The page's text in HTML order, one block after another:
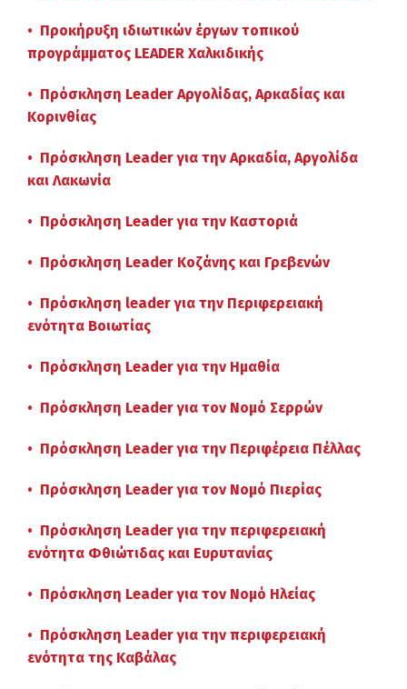
• Προκήρυξη ιδιωτικών έργων τοπικού
προγράμματος LEADER Χαλκιδικής
• Πρόσκληση Leader Αργολίδας, Αρκαδίας και
Κορινθίας
• Πρόσκληση Leader για την Αρκαδία, Αργολίδα
και Λακωνία
• Πρόσκληση Leader για την Καστοριά
• Πρόσκληση Leader Κοζάνης και Γρεβενών
• Πρόσκληση leader για την Περιφερειακή
ενότητα Βοιωτίας
• Πρόσκληση Leader για την Ημαθία
• Πρόσκληση Leader για τον Νομό Σερρών
• Πρόσκληση Leader για την Περιφέρεια Πέλλας
• Πρόσκληση Leader για τον Νομό Πιερίας
• Πρόσκληση Leader για την περιφερειακή
ενότητα Φθιώτιδας και Ευρυτανίας
• Πρόσκληση Leader για τον Νομό Ηλείας
• Πρόσκληση Leader για την περιφερειακή
ενότητα της Καβάλας